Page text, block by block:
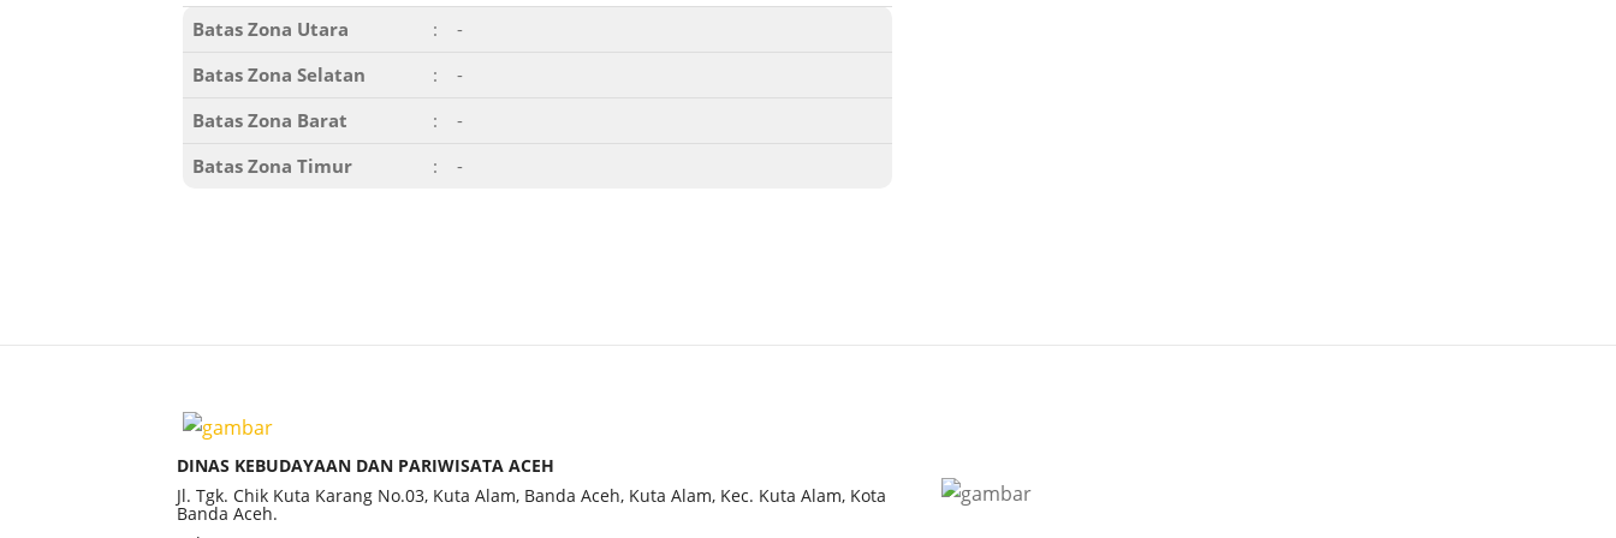
Batas Zona Utara :
-
Batas Zona Selatan
:
-
Batas Zona Barat
:
-
Batas Zona Timur
: -
salah satu destinasi wisata sejarah tsunami yang
DINAS KEBUDAYAAN DAN PARIWISATA ACEH
Jl. Tgk. Chik Kuta Karang No.03, Kuta Alam, Banda Aceh, Kuta Alam, Kec. Kuta Alam, Kota
Banda Aceh.